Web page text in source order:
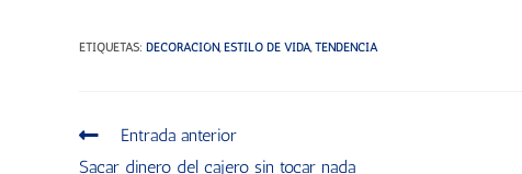
ETIQUETAS: DECORACIÓN, ESTILO DE VIDA, TENDENCIA
Entrada anterior
Sacar dinero del cajero sin tocar nada